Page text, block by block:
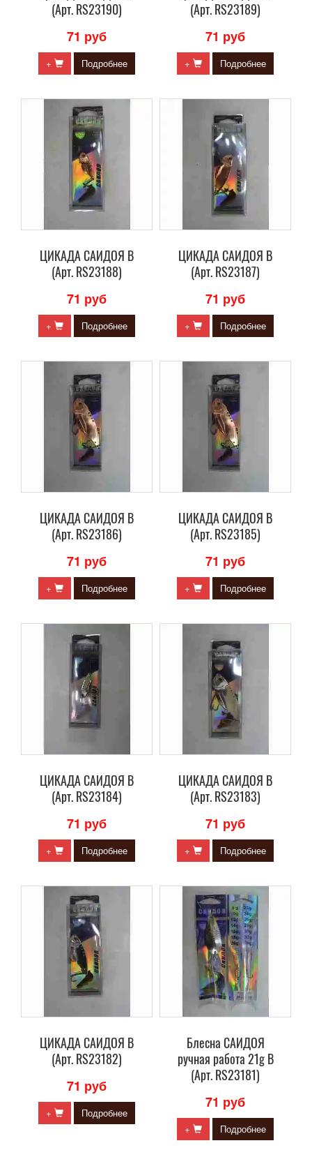
(Арт. RS23190)
71 руб
+ Подробнее
(Арт. RS23189)
71 руб
+ Подробнее
ЦИКАДА САИДОЯ В
(Арт. RS23188)
71 руб
+ Подробнее
ЦИКАДА САИДОЯ В
(Арт. RS23187)
71 руб
+ Подробнее
ЦИКАДА САИДОЯ В
(Арт. RS23186)
71 руб
+ Подробнее
ЦИКАДА САИДОЯ В
(Арт. RS23185)
71 руб
+ Подробнее
ЦИКАДА САИДОЯ В
(Арт. RS23184)
71 руб
+ Подробнее
ЦИКАДА САИДОЯ В
(Арт. RS23183)
71 руб
+ Подробнее
ЦИКАДА САИДОЯ В
(Арт. RS23182)
71 руб
+ Подробнее
Блесна САИДОЯ
ручная работа 21g B
(Арт. RS23181)
71 руб
+ Подробнее